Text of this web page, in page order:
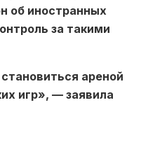
об иностранных
за такими
ареной
игр», — заявила